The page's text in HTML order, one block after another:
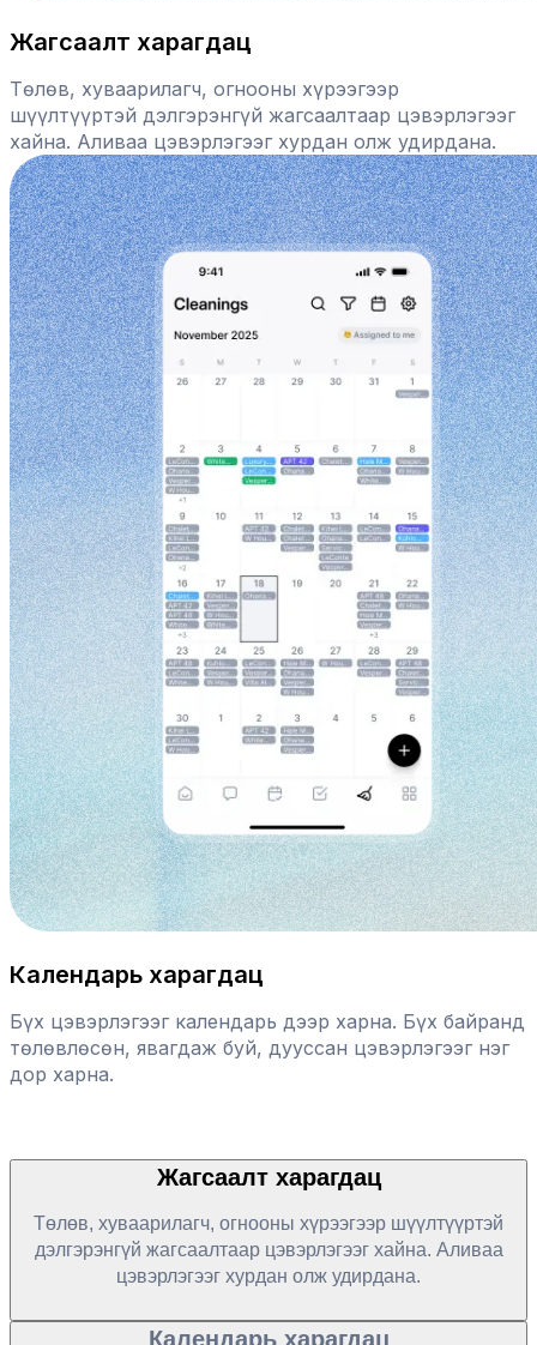
Жагсаалт харагдац
Төлөв, хуваарилагч, огнооны хүрээгээр
шүүлтүүртэй дэлгэрэнгүй жагсаалтаар цэвэрлэгээг
хайна. Аливаа цэвэрлэгээг хурдан олж удирдана.
Календарь харагдац
Бүх цэвэрлэгээг календарь дээр харна. Бүх байранд
төлөвлөсөн, явагдаж буй, дууссан цэвэрлэгээг нэг
дор харна.
Жагсаалт харагдац
Төлөв, хуваарилагч, огнооны хүрээгээр шүүлтүүртэй
дэлгэрэнгүй жагсаалтаар цэвэрлэгээг хайна. Аливаа
цэвэрлэгээг хурдан олж удирдана.
Календарь харагдац